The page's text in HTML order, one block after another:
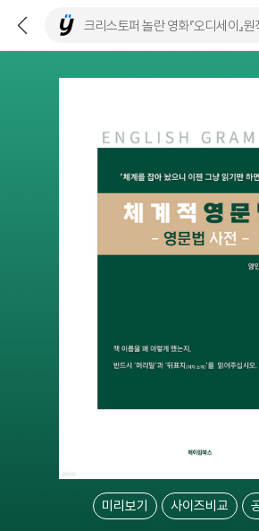
미리보기 사이즈비교